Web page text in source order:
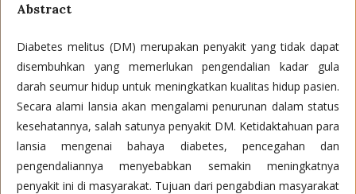
Abstract
Diabetes melitus (DM) merupakan penyakit yang tidak dapat
disembuhkan yang memerlukan pengendalian kadar gula
darah seumur hidup untuk meningkatkan kualitas hidup pasien.
Secara alami lansia akan mengalami penurunan dalam status
kesehatannya, salah satunya penyakit DM. Ketidaktahuan para
lansia mengenai bahaya diabetes, pencegahan dan
pengendaliannya menyebabkan semakin meningkatnya
penyakit ini di masyarakat. Tujuan dari pengabdian masyarakat